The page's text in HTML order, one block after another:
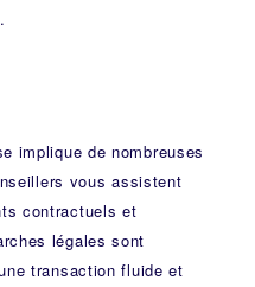
implique de nombreuses
vous assistent
contractuels et
légales sont
transaction fluide et